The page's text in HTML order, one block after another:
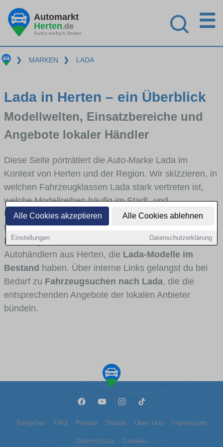
Alle Cookies akzeptieren Alle Cookies ablehnen
Einstellungen Datenschutzerklärung
Automarkt
Herten.de
Autos einfach finden
☰
❯ MARKEN ❯ LADA
Lada in Herten – ein Überblick
Modellwelten, Einsatzbereiche und
Angebote lokaler Händler
Diese Seite porträtiert die Auto-Marke Lada im
Kontext von Herten und der Region. Wir skizzieren, in
welchen Fahrzeugklassen Lada stark vertreten ist,
welche Modellreihen häufig im Stadt- und
Umlandverkehr zu sehen sind und für welche
Fahrertypen die Marke interessant ist. Viele
Fahrzeuge stammen von Autohäusern und
Autohändlern aus Herten, die Lada-Modelle im
Bestand haben. Über interne Links gelangst du bei
Bedarf zu Fahrzeugsuchen nach Lada, die die
entsprechenden Angebote der lokalen Anbieter
bündeln.
Ratgeber FAQ Presse Städte Über Uns Impressum
Datenschutz Cookies